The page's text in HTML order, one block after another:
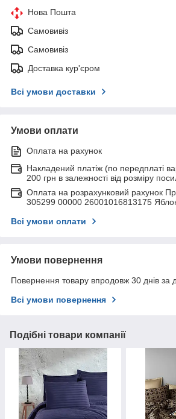
Нова Пошта
Самовивіз
Самовивіз
Доставка кур'єром
Всі умови доставки
Умови оплати
Оплата на рахунок
Накладений платіж (по передплаті
200 грн в залежності від розміру
Оплата на розрахунковий рахунок
305299 00000 26001016813175
Всі умови оплати
Умови повернення
Повернення товару впродовж 30 днів за
Всі умови повернення
Подібні товари компанії